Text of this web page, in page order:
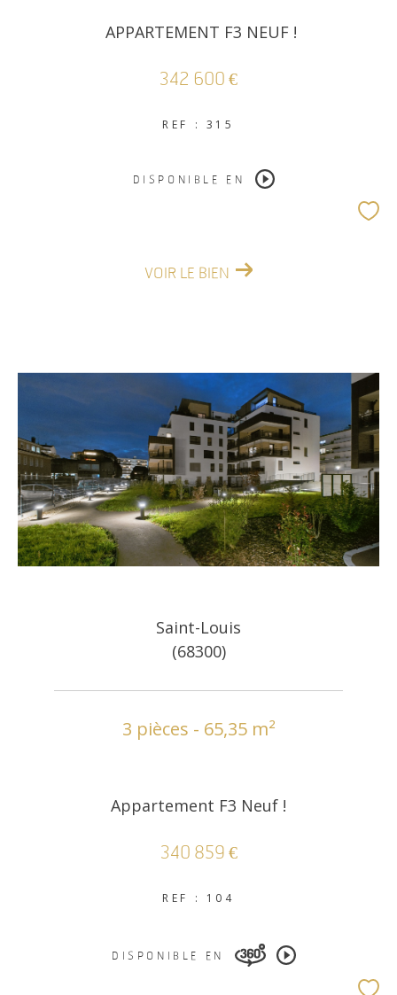
APPARTEMENT F3 NEUF !
342 600 €
REF : 315
DISPONIBLE EN
VOIR LE BIEN
Saint-Louis
(68300)
3 pièces - 65,35 m²
Appartement F3 Neuf !
340 859 €
REF : 104
DISPONIBLE EN